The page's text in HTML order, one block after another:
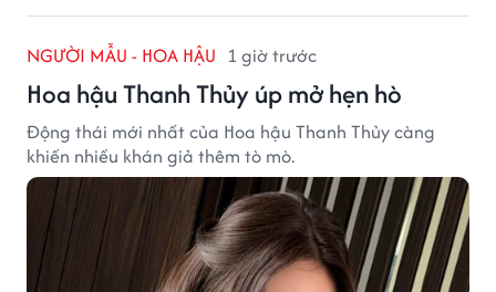
NGƯỜI MẪU - HOA HẬU 1 giờ trước
Hoa hậu Thanh Thủy úp mở hẹn hò
Động thái mới nhất của Hoa hậu Thanh Thủy càng
khiến nhiều khán giả thêm tò mò.